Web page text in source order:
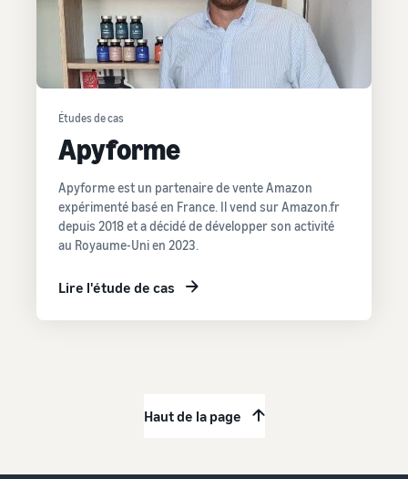
Études de cas
Apyforme
Apyforme est un partenaire de vente Amazon
expérimenté basé en France. Il vend sur Amazon.fr
depuis 2018 et a décidé de développer son activité
au Royaume-Uni en 2023.
Lire l'étude de cas
Haut de la page